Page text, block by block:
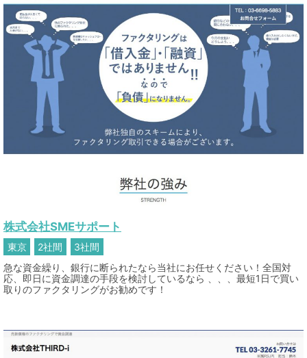
株式会社SMEサポート
東京 2社間
3社間
急な資金繰り、銀行に断られたなら当社にお任せください！全国対
応、即日に資金調達の手段を検討しているなら 、、、最短1日で買い
取りのファクタリングがお勧めです！